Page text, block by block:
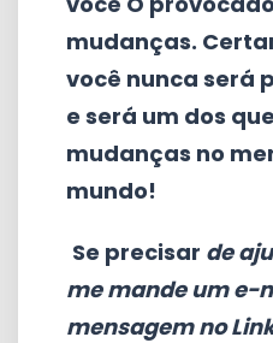
mudanças.
você nunca será
e será um dos
mudanças no
mundo!
Se precisar de
me mande um e-
mensagem no